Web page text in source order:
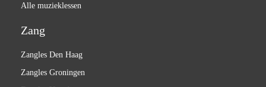
Alle muzieklessen
Zang
Zangles Den Haag
Zangles Groningen